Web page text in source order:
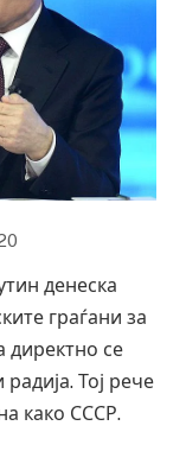
денеска
граѓани за
директно се
Тој рече
како СССР.